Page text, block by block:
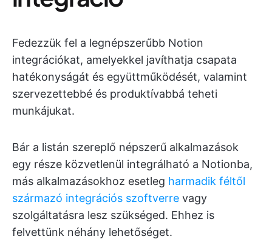
Fedezzük fel a legnépszerűbb Notion
integrációkat, amelyekkel javíthatja csapata
hatékonyságát és együttműködését, valamint
szervezettebbé és produktívabbá teheti
munkájukat.
Bár a listán szereplő népszerű alkalmazások
egy része közvetlenül integrálható a Notionba,
más alkalmazásokhoz esetleg harmadik féltől
származó integrációs szoftverre vagy
szolgáltatásra lesz szükséged. Ehhez is
felvettünk néhány lehetőséget.